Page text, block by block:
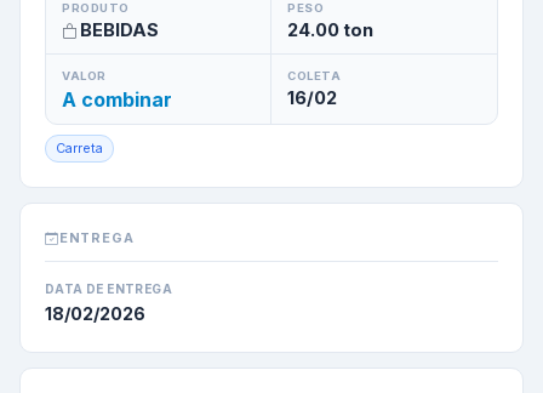
PRODUTO
BEBIDAS
PESO
24.00ton
VALOR
A combinar
COLETA
16/02
Carreta
ENTREGA
DATA DE ENTREGA
18/02/2026